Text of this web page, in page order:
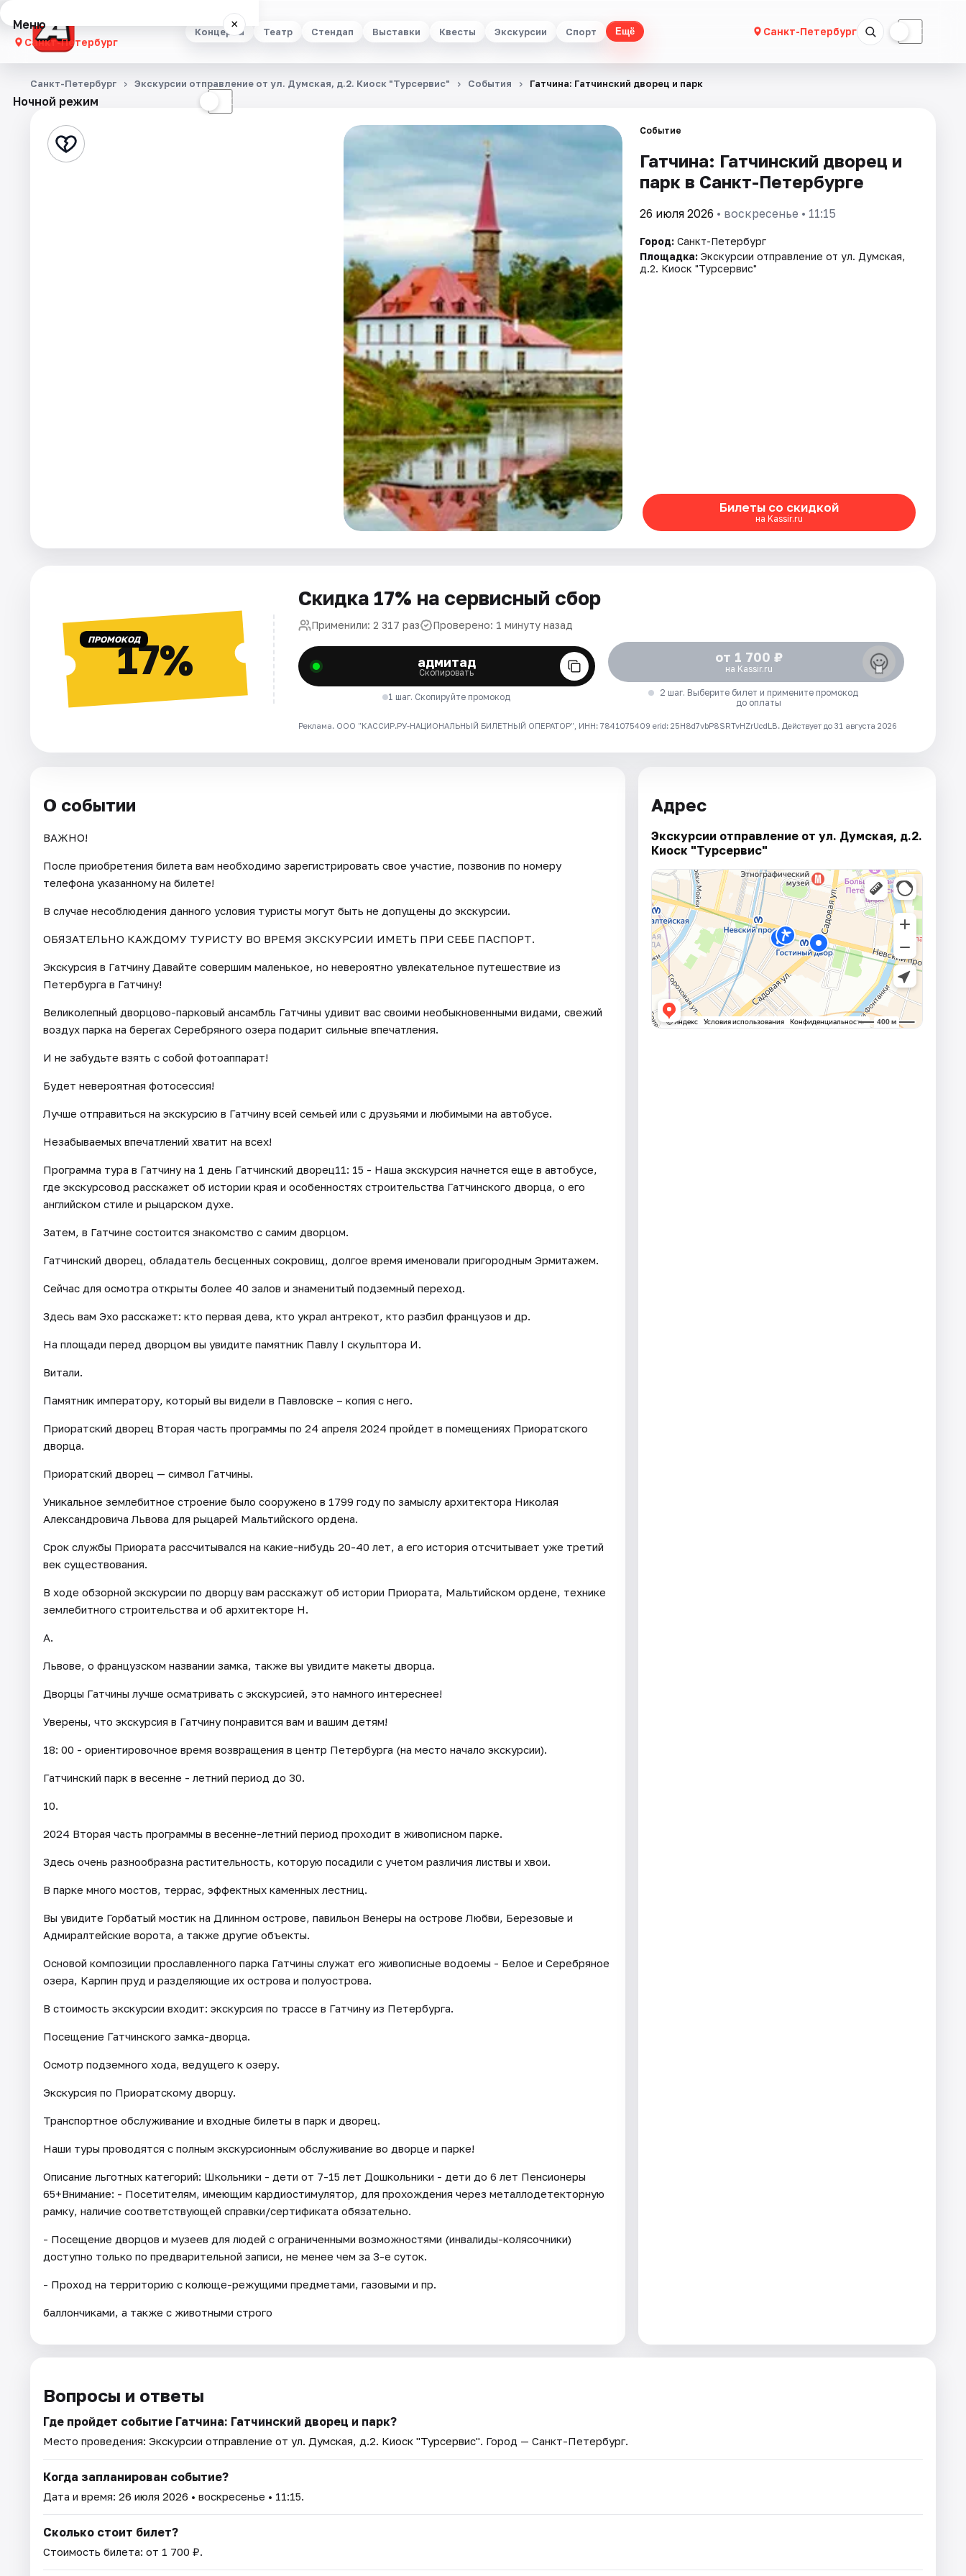
Концерты Театр Стендап Выставки Квесты Экскурсии Спорт Ещё Санкт-Петербург ☾
Меню ×
Санкт-Петербург
Концерты
Стендап
Ночной режим ☾
Санкт-Петербург Экскурсии отправление от ул. Думская, д.2. Киоск "Турсервис" События Гатчина: Гатчинский дворец и парк
Событие
Гатчина: Гатчинский дворец и
парк в Санкт-Петербурге
26 июля 2026 • воскресенье • 11:15
Город: Санкт-Петербург
Площадка: Экскурсии отправление от ул. Думская,
д.2. Киоск "Турсервис"
Билеты со скидкой
на Kassir.ru
ПРОМОКОД17%
Скидка 17% на сервисный сбор
Применили: 2 317 раз Проверено: 1 минуту назад
адмитад
Скопировать
1 шаг. Скопируйте промокод
от 1 700 ₽
на Kassir.ru
2 шаг. Выберите билет и примените промокод
до оплаты
Реклама. ООО "КАССИР.РУ-НАЦИОНАЛЬНЫЙ БИЛЕТНЫЙ ОПЕРАТОР", ИНН: 7841075409 erid: 25H8d7vbP8SRTvHZrUcdLB. Действует до 31 августа 2026
О событии
ВАЖНО!
После приобретения билета вам необходимо зарегистрировать свое участие, позвонив по номеру
телефона указанному на билете!
В случае несоблюдения данного условия туристы могут быть не допущены до экскурсии.
ОБЯЗАТЕЛЬНО КАЖДОМУ ТУРИСТУ ВО ВРЕМЯ ЭКСКУРСИИ ИМЕТЬ ПРИ СЕБЕ ПАСПОРТ.
Экскурсия в Гатчину Давайте совершим маленькое, но невероятно увлекательное путешествие из
Петербурга в Гатчину!
Великолепный дворцово-парковый ансамбль Гатчины удивит вас своими необыкновенными видами, свежий
воздух парка на берегах Серебряного озера подарит сильные впечатления.
И не забудьте взять с собой фотоаппарат!
Будет невероятная фотосессия!
Лучше отправиться на экскурсию в Гатчину всей семьей или с друзьями и любимыми на автобусе.
Незабываемых впечатлений хватит на всех!
Программа тура в Гатчину на 1 день Гатчинский дворец11: 15 - Наша экскурсия начнется еще в автобусе,
где экскурсовод расскажет об истории края и особенностях строительства Гатчинского дворца, о его
английском стиле и рыцарском духе.
Затем, в Гатчине состоится знакомство с самим дворцом.
Гатчинский дворец, обладатель бесценных сокровищ, долгое время именовали пригородным Эрмитажем.
Сейчас для осмотра открыты более 40 залов и знаменитый подземный переход.
Здесь вам Эхо расскажет: кто первая дева, кто украл антрекот, кто разбил французов и др.
На площади перед дворцом вы увидите памятник Павлу I скульптора И.
Витали.
Памятник императору, который вы видели в Павловске – копия с него.
Приоратский дворец Вторая часть программы по 24 апреля 2024 пройдет в помещениях Приоратского
дворца.
Приоратский дворец — символ Гатчины.
Уникальное землебитное строение было сооружено в 1799 году по замыслу архитектора Николая
Александровича Львова для рыцарей Мальтийского ордена.
Срок службы Приората рассчитывался на какие-нибудь 20-40 лет, а его история отсчитывает уже третий
век существования.
В ходе обзорной экскурсии по дворцу вам расскажут об истории Приората, Мальтийском ордене, технике
землебитного строительства и об архитекторе Н.
А.
Львове, о французском названии замка, также вы увидите макеты дворца.
Дворцы Гатчины лучше осматривать с экскурсией, это намного интереснее!
Уверены, что экскурсия в Гатчину понравится вам и вашим детям!
18: 00 - ориентировочное время возвращения в центр Петербурга (на место начало экскурсии).
Гатчинский парк в весенне - летний период до 30.
10.
2024 Вторая часть программы в весенне-летний период проходит в живописном парке.
Здесь очень разнообразна растительность, которую посадили с учетом различия листвы и хвои.
В парке много мостов, террас, эффектных каменных лестниц.
Вы увидите Горбатый мостик на Длинном острове, павильон Венеры на острове Любви, Березовые и
Адмиралтейские ворота, а также другие объекты.
Основой композиции прославленного парка Гатчины служат его живописные водоемы - Белое и Серебряное
озера, Карпин пруд и разделяющие их острова и полуострова.
В стоимость экскурсии входит: экскурсия по трассе в Гатчину из Петербурга.
Посещение Гатчинского замка-дворца.
Осмотр подземного хода, ведущего к озеру.
Экскурсия по Приоратскому дворцу.
Транспортное обслуживание и входные билеты в парк и дворец.
Наши туры проводятся с полным экскурсионным обслуживание во дворце и парке!
Описание льготных категорий: Школьники - дети от 7-15 лет Дошкольники - дети до 6 лет Пенсионеры
65+Внимание: - Посетителям, имеющим кардиостимулятор, для прохождения через металлодетекторную
рамку, наличие соответствующей справки/сертификата обязательно.
- Посещение дворцов и музеев для людей с ограниченными возможностями (инвалиды-колясочники)
доступно только по предварительной записи, не менее чем за 3-е суток.
- Проход на территорию с колюще-режущими предметами, газовыми и пр.
баллончиками, а также с животными строго
Адрес
Экскурсии отправление от ул. Думская, д.2.
Киоск "Турсервис"
Вопросы и ответы
Где пройдет событие Гатчина: Гатчинский дворец и парк?
Место проведения: Экскурсии отправление от ул. Думская, д.2. Киоск "Турсервис". Город — Санкт-Петербург.
Когда запланирован событие?
Дата и время: 26 июля 2026 • воскресенье • 11:15.
Сколько стоит билет?
Стоимость билета: от 1 700 ₽.